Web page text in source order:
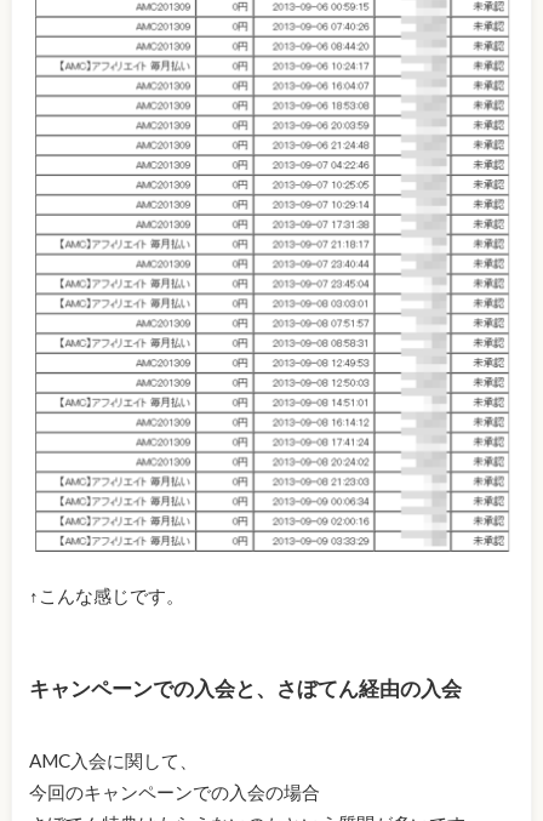
↑こんな感じです。
キャンペーンでの入会と、さぼてん経由の入会
AMC入会に関して、
今回のキャンペーンでの入会の場合